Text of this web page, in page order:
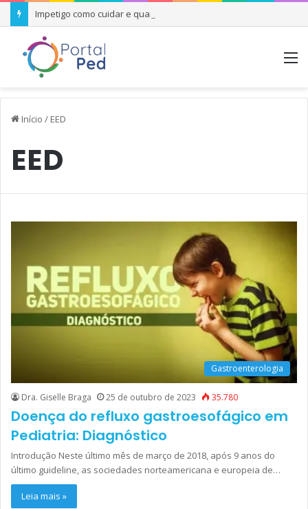
Impetigo como cuidar e quando se preocupar
Início / EED
EED
Gastroenterologia
Dra. Giselle Braga 25 de outubro de 2023 35.780
Doença do refluxo gastroesofágico em
Pediatria: Diagnóstico
Introdução Neste último mês de março de 2018, após 9 anos do
último guideline, as sociedades norteamericana e europeia de…
Leia mais »